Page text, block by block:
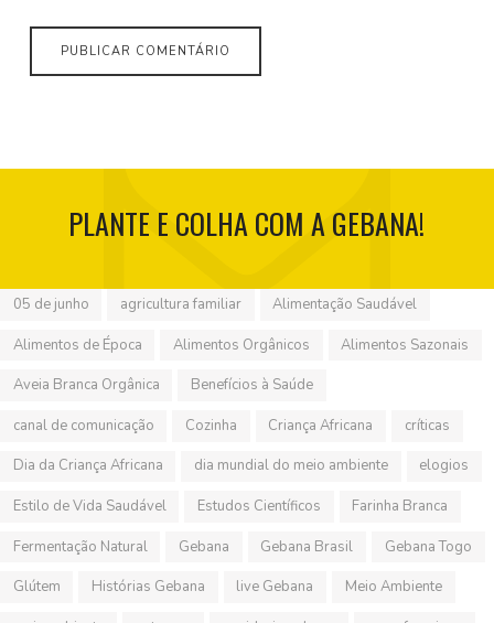
PLANTE E COLHA COM A GEBANA!
05 de junho agricultura familiar Alimentação Saudável
Alimentos de Época Alimentos Orgânicos Alimentos Sazonais
Aveia Branca Orgânica Benefícios à Saúde
canal de comunicação Cozinha Criança Africana críticas
Dia da Criança Africana dia mundial do meio ambiente elogios
Estilo de Vida Saudável Estudos Científicos Farinha Branca
Fermentação Natural Gebana Gebana Brasil Gebana Togo
Glútem Histórias Gebana live Gebana Meio Ambiente